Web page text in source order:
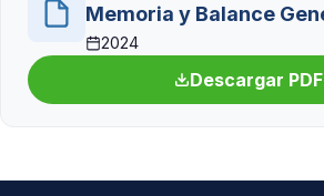
2024
Descargar PDF